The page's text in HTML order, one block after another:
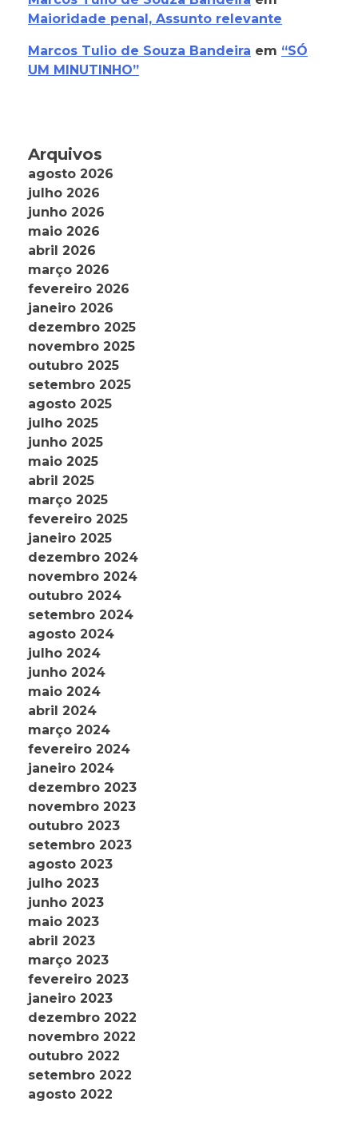
Maioridade penal, Assunto relevante
Marcos Tulio de Souza Bandeira em “SÓ
UM MINUTINHO”
Arquivos
agosto 2026
julho 2026
junho 2026
maio 2026
abril 2026
março 2026
fevereiro 2026
janeiro 2026
dezembro 2025
novembro 2025
outubro 2025
setembro 2025
agosto 2025
julho 2025
junho 2025
maio 2025
abril 2025
março 2025
fevereiro 2025
janeiro 2025
dezembro 2024
novembro 2024
outubro 2024
setembro 2024
agosto 2024
julho 2024
junho 2024
maio 2024
abril 2024
março 2024
fevereiro 2024
janeiro 2024
dezembro 2023
novembro 2023
outubro 2023
setembro 2023
agosto 2023
julho 2023
junho 2023
maio 2023
abril 2023
março 2023
fevereiro 2023
janeiro 2023
dezembro 2022
novembro 2022
outubro 2022
setembro 2022
agosto 2022